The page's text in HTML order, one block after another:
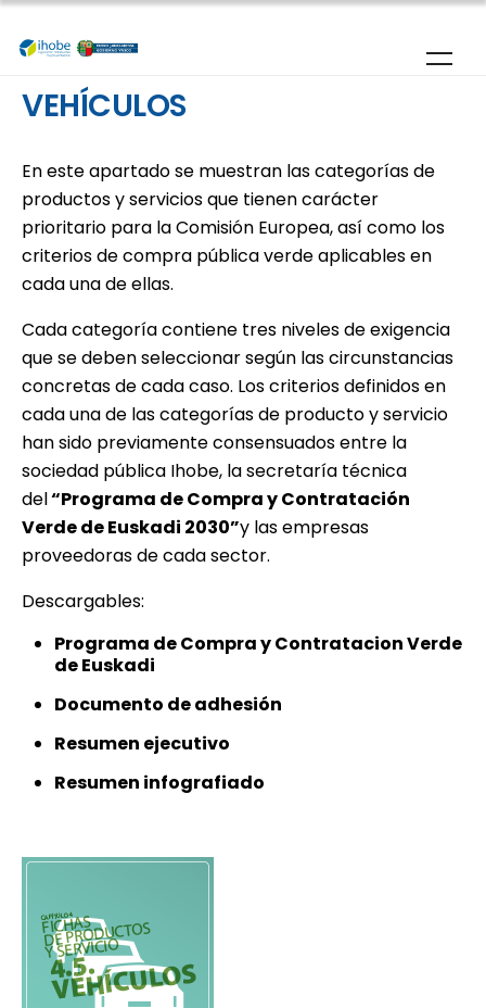
Pasar al contenido principal
VEHÍCULOS
En este apartado se muestran las categorías de
productos y servicios que tienen carácter
prioritario para la Comisión Europea, así como los
criterios de compra pública verde aplicables en
cada una de ellas.
Cada categoría contiene tres niveles de exigencia
que se deben seleccionar según las circunstancias
concretas de cada caso. Los criterios definidos en
cada una de las categorías de producto y servicio
han sido previamente consensuados entre la
sociedad pública Ihobe, la secretaría técnica
del“Programa de Compra y Contratación
Verde de Euskadi 2030”y las empresas
proveedoras de cada sector.
Descargables:
Programa de Compra y Contratacion Verde
de Euskadi
Documento de adhesión
Resumen ejecutivo
Resumen infografiado